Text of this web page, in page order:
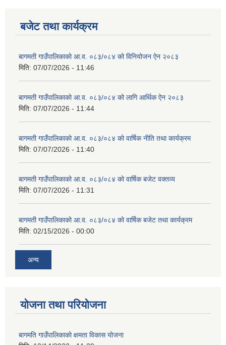
बजेट तथा कार्यक्रम
बागमती गाउँपालिकाको आ.व. ०८३/०८४ को विनियोजन ऐन २०८३
मिति: 07/07/2026 - 11:46
बागमती गाउँपालिकाको आ.व. ०८३/०८४ को लागि आर्थिक ऐन २०८३
मिति: 07/07/2026 - 11:44
बागमती गाउँपालिकाको आ.व. ०८३/०८४ को वार्षिक नीति तथा कार्यक्रम
मिति: 07/07/2026 - 11:40
बागमती गाउँपालिकाको आ.व. ०८३/०८४ को वार्षिक बजेट वक्तव्य
मिति: 07/07/2026 - 11:31
बागमती गाउँपालिकाको आ.व. ०८३/०८४ को वार्षिक बजेट तथा कार्यक्रम
मिति: 02/15/2026 - 00:00
अन्य
योजना तथा परियोजना
बागमति गाउँपालिकाको क्षमता विकास योजना